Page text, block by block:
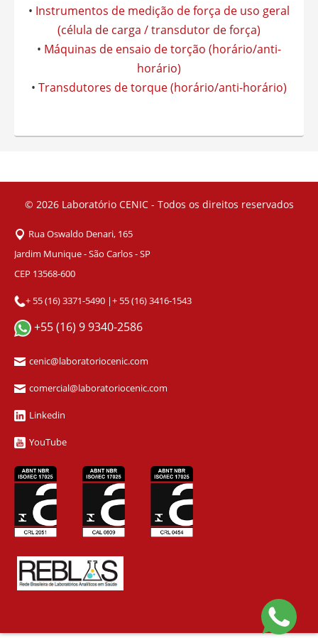
• Instrumentos de medição de força de uso geral
(célula de carga / transdutor de força)
• Máquinas de ensaio de torção (horário/anti-
horário)
• Transdutores de torque (horário/anti-horário)
© 2026 Laboratório CENIC - Todos os direitos reservados
Rua Oswaldo Denari, 165
Jardim Munique - São Carlos - SP
CEP 13568-600
+ 55 (16) 3371-5490 |+ 55 (16) 3416-1543
+55 (16) 9 9340-2586
cenic@laboratoriocenic.com
comercial@laboratoriocenic.com
Linkedin
YouTube